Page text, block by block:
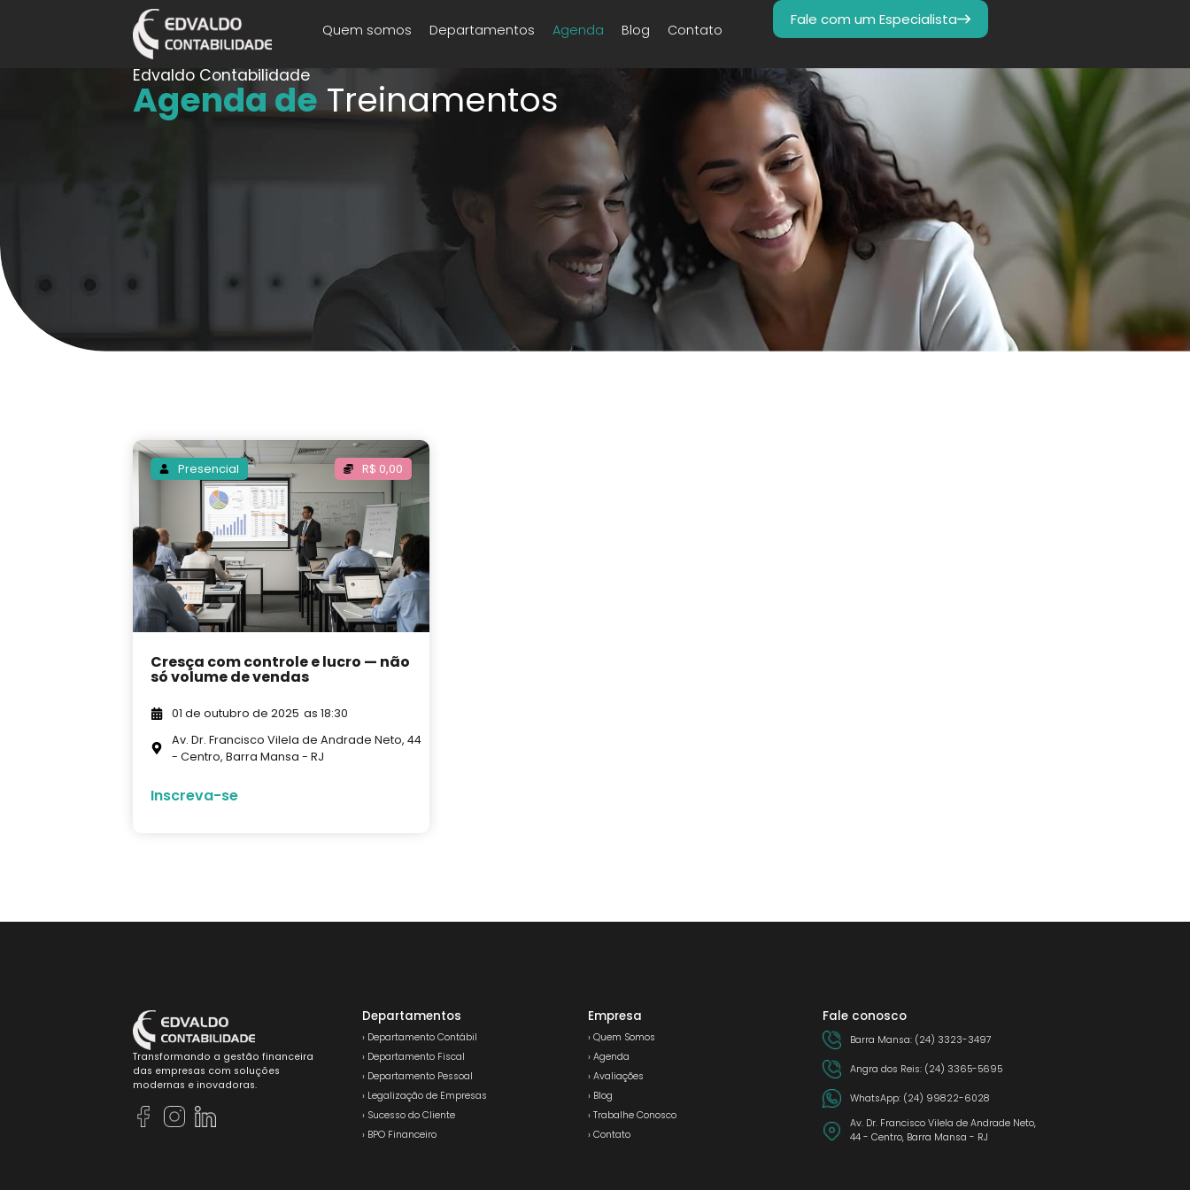
Quem somos Departamentos Agenda Blog Contato
Fale com um Especialista
Edvaldo Contabilidade
Agenda deTreinamentos
Presencial R$ 0,00
Cresça com controle e lucro — não
só volume de vendas
01 de outubro de 2025 as 18:30
Av. Dr. Francisco Vilela de Andrade Neto, 44
- Centro, Barra Mansa - RJ
Inscreva-se
Transformando a gestão financeira
das empresas com soluções
modernas e inovadoras.
Departamentos
› Departamento Contábil
› Departamento Fiscal
› Departamento Pessoal
› Legalização de Empresas
› Sucesso do Cliente
› BPO Financeiro
Empresa
› Quem Somos
› Agenda
› Avaliações
› Blog
› Trabalhe Conosco
› Contato
Fale conosco
Barra Mansa: (24) 3323-3497
Angra dos Reis: (24) 3365-5695
WhatsApp: (24) 99822-6028
Av. Dr. Francisco Vilela de Andrade Neto,
44 - Centro, Barra Mansa - RJ